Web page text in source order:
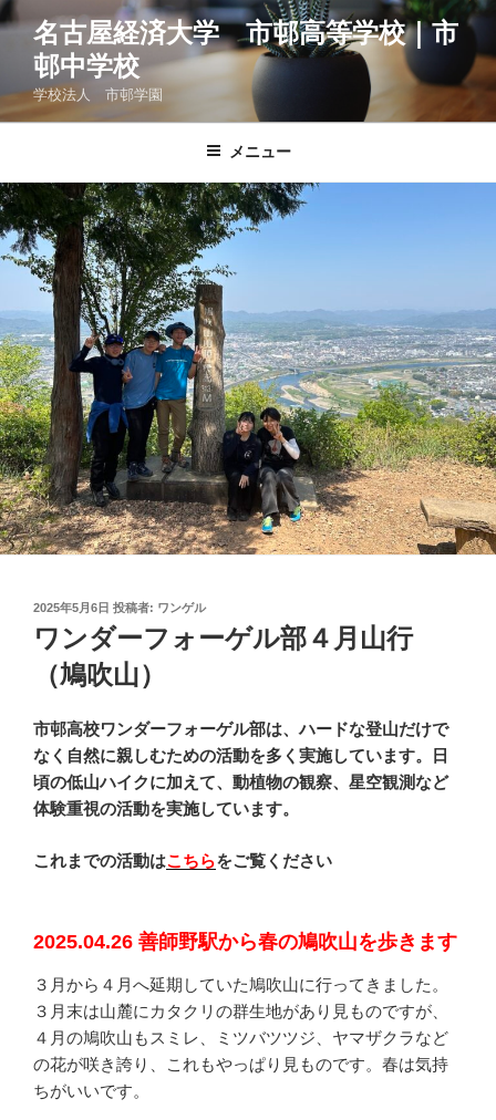
コ
ン
ツ
キ
ッ
プ
名古屋経済大学 市邨高等学校｜市
邨中学校
学校法人 市邨学園
メニュー
投
稿
日:
2025年5月6日 投稿者: ワンゲル
ワンダーフォーゲル部４月山行
（鳩吹山）
市邨高校ワンダーフォーゲル部は、ハードな登山だけで
なく自然に親しむための活動を多く実施しています。日
頃の低山ハイクに加えて、動植物の観察、星空観測など
体験重視の活動を実施しています。
これまでの活動はこちらをご覧ください
2025.04.26 善師野駅から春の鳩吹山を歩きます
３月から４月へ延期していた鳩吹山に行ってきました。
３月末は山麓にカタクリの群生地があり見ものですが、
４月の鳩吹山もスミレ、ミツバツツジ、ヤマザクラなど
の花が咲き誇り、これもやっぱり見ものです。春は気持
ちがいいです。